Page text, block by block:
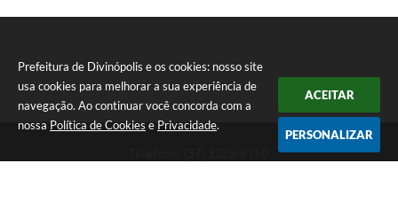
Prefeitura de Divinópolis e os cookies: nosso site
usa cookies para melhorar a sua experiência de
navegação. Ao continuar você concorda com a
nossa Política de Cookies e Privacidade.
ACEITAR
PERSONALIZAR